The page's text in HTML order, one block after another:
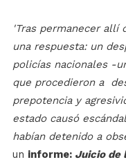
'Tras permanecer allí
una respuesta: un
policías nacionales -
que procedieron a
prepotencia y
estado causó
habían detenido a
un informe: Juicio de